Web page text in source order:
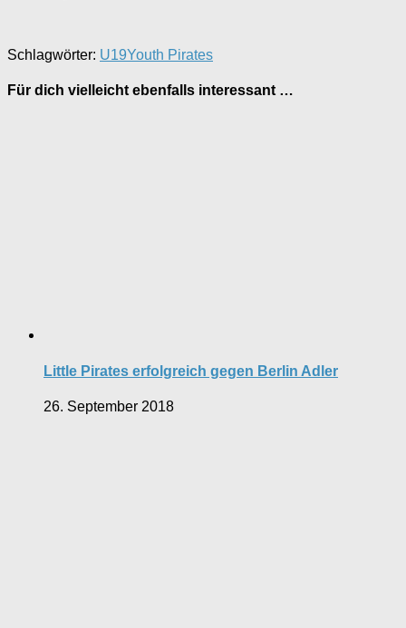
Schlagwörter: U19Youth Pirates
Für dich vielleicht ebenfalls interessant …
Little Pirates erfolgreich gegen Berlin Adler
26. September 2018